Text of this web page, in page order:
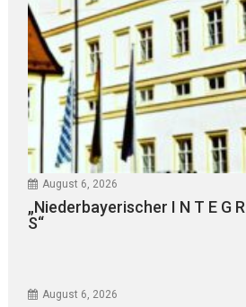
August 6, 2026
„Niederbayerischer I N T E G R
S“
August 6, 2026